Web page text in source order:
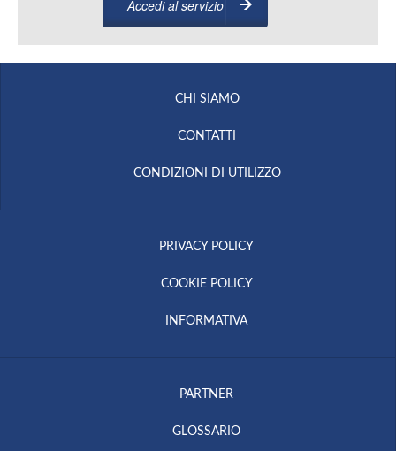
Accedi al servizio
CHI SIAMO
CONTATTI
CONDIZIONI DI UTILIZZO
PRIVACY POLICY
COOKIE POLICY
INFORMATIVA
PARTNER
GLOSSARIO